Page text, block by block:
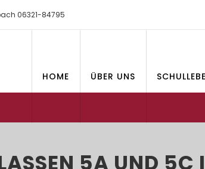
06321-84795
HOME ÜBER UNS
5A UND 5C